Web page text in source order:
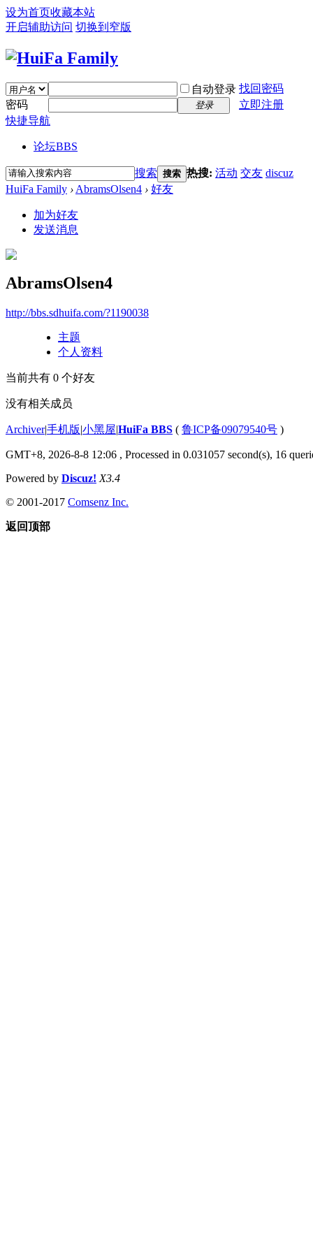
设为首页收藏本站
开启辅助访问 切换到窄版
自动登录 找回密码
密码
登录
立即注册
快捷导航
论坛BBS
搜索 搜索 热搜: 活动 交友 discuz
HuiFa Family › AbramsOlsen4 › 好友
加为好友
发送消息
AbramsOlsen4
http://bbs.sdhuifa.com/?1190038
主题
个人资料
当前共有 0 个好友
没有相关成员
Archiver|手机版|小黑屋|HuiFa BBS ( 鲁ICP备09079540号 )
GMT+8, 2026-8-8 12:06 , Processed in 0.031057 second(s), 16
Powered by Discuz! X3.4
© 2001-2017 Comsenz Inc.
返回顶部